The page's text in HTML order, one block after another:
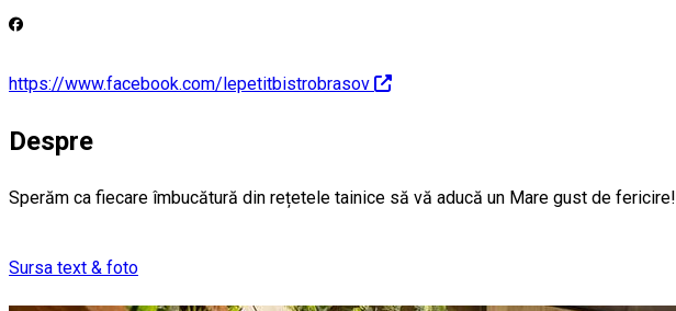
https://www.facebook.com/lepetitbistrobrasov
Despre
Sperăm ca fiecare îmbucătură din rețetele tainice să vă aducă un Mare gust de fericire!
Sursa text & foto